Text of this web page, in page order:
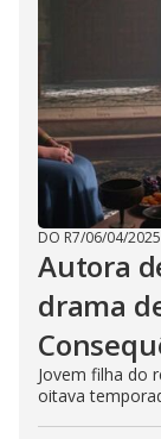
DO R7/06/04/2025
Autora
drama
Jovem filha do
oitava